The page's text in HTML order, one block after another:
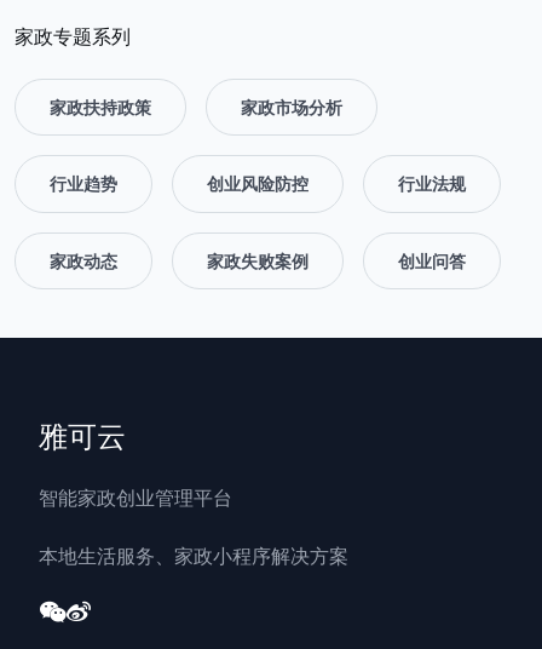
家政专题系列
家政扶持政策 家政市场分析
行业趋势 创业风险防控 行业法规
家政动态 家政失败案例 创业问答
雅可云
智能家政创业管理平台
本地生活服务、家政小程序解决方案